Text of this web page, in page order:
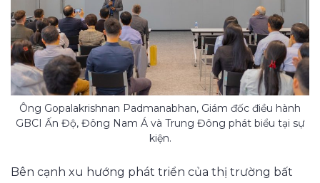
Ông Gopalakrishnan Padmanabhan, Giám đốc điều hành
GBCI Ấn Độ, Đông Nam Á và Trung Đông phát biểu tại sự
kiện.
Bên cạnh xu hướng phát triển của thị trường bất